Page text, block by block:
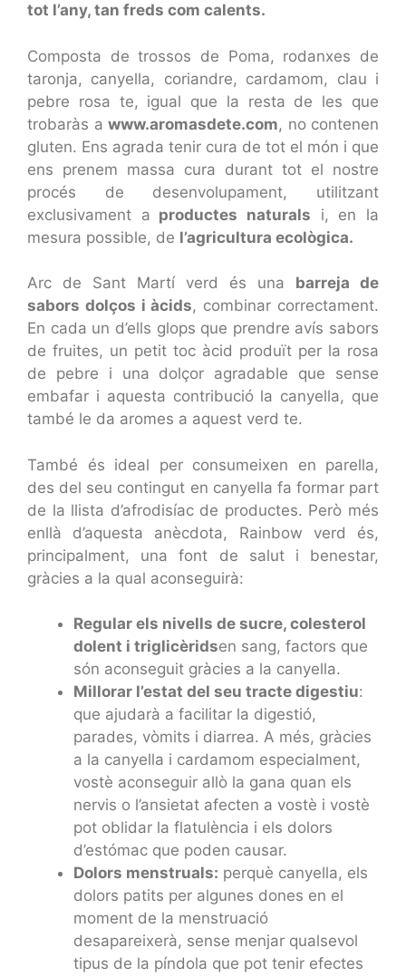
tot l’any, tan freds com calents.
Composta de trossos de Poma, rodanxes de
taronja, canyella, coriandre, cardamom, clau i
pebre rosa te, igual que la resta de les que
trobaràs a www.aromasdete.com, no contenen
gluten. Ens agrada tenir cura de tot el món i que
ens prenem massa cura durant tot el nostre
procés de desenvolupament, utilitzant
exclusivament a productes naturals i, en la
mesura possible, de l’agricultura ecològica.
Arc de Sant Martí verd és una barreja de
sabors dolços i àcids, combinar correctament.
En cada un d’ells glops que prendre avís sabors
de fruites, un petit toc àcid produït per la rosa
de pebre i una dolçor agradable que sense
embafar i aquesta contribució la canyella, que
també le da aromes a aquest verd te.
També és ideal per consumeixen en parella,
des del seu contingut en canyella fa formar part
de la llista d’afrodisíac de productes. Però més
enllà d’aquesta anècdota, Rainbow verd és,
principalment, una font de salut i benestar,
gràcies a la qual aconseguirà:
Regular els nivells de sucre, colesterol
dolent i triglicèridsen sang, factors que
són aconseguit gràcies a la canyella.
Millorar l’estat del seu tracte digestiu:
que ajudarà a facilitar la digestió,
parades, vòmits i diarrea. A més, gràcies
a la canyella i cardamom especialment,
vostè aconseguir allò la gana quan els
nervis o l’ansietat afecten a vostè i vostè
pot oblidar la flatulència i els dolors
d’estómac que poden causar.
Dolors menstruals: perquè canyella, els
dolors patits per algunes dones en el
moment de la menstruació
desapareixerà, sense menjar qualsevol
tipus de la píndola que pot tenir efectes